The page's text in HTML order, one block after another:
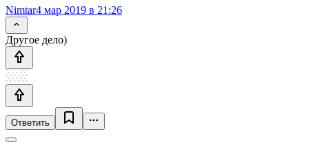
Nimtar4 мар 2019 в 21:26
Другое дело)
Ответить